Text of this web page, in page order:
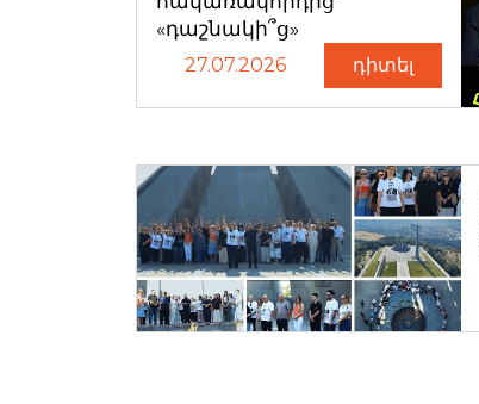
«դաշնակի՞ց»
27.07.2026 դիտել